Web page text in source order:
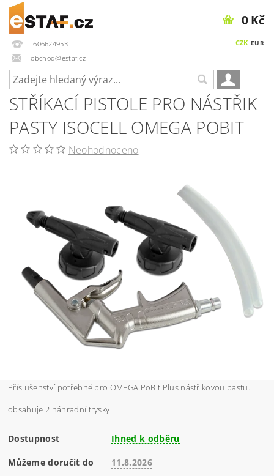
606624953
obchod@estaf.cz
CZK EUR
0 Kč
STŘÍKACÍ PISTOLE PRO NÁSTŘIK
PASTY ISOCELL OMEGA POBIT
Neohodnoceno
Příslušenství potřebné pro OMEGA PoBit Plus nástřikovou pastu.
obsahuje 2 náhradní trysky
Dostupnost Ihned k odběru
Můžeme doručit do 11.8.2026